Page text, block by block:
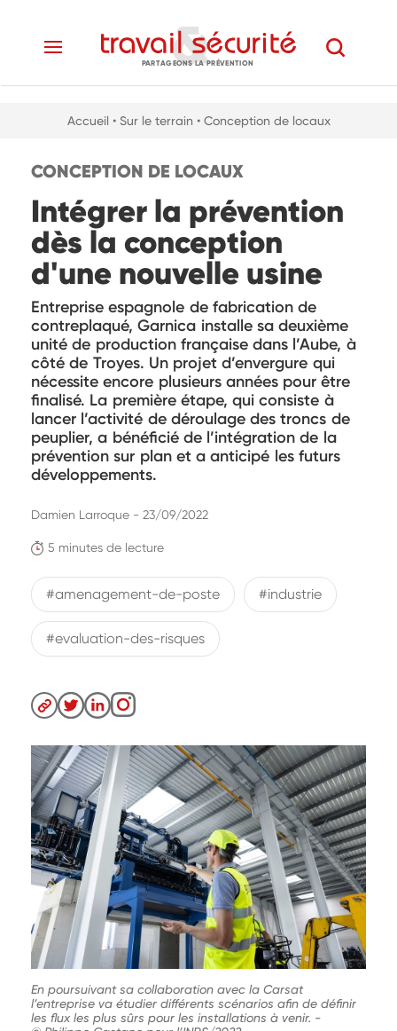
PARTAGEONS LA PRÉVENTION
Accueil • Sur le terrain • Conception de locaux
CONCEPTION DE LOCAUX
Intégrer la prévention
dès la conception
d'une nouvelle usine
Entreprise espagnole de fabrication de
contreplaqué, Garnica installe sa deuxième
unité de production française dans l’Aube, à
côté de Troyes. Un projet d’envergure qui
nécessite encore plusieurs années pour être
finalisé. La première étape, qui consiste à
lancer l’activité de déroulage des troncs de
peuplier, a bénéficié de l’intégration de la
prévention sur plan et a anticipé les futurs
développements.
5 minutes de lecture
Damien Larroque - 23/09/2022
#amenagement-de-poste #industrie
#evaluation-des-risques
En poursuivant sa collaboration avec la Carsat
l’entreprise va étudier différents scénarios afin de définir
les flux les plus sûrs pour les installations à venir. -